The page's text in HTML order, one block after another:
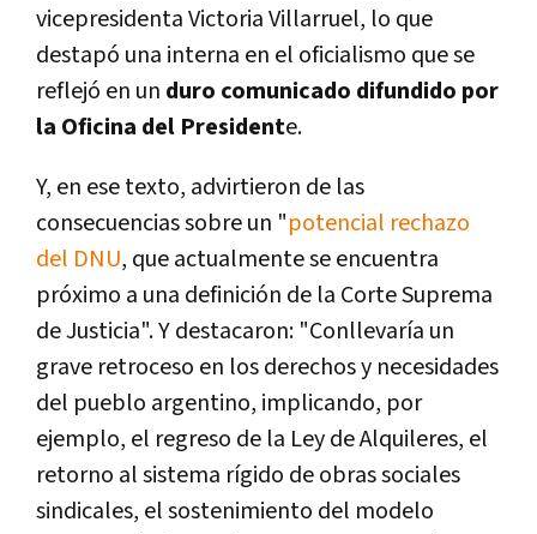
vicepresidenta Victoria Villarruel, lo que
destapó una interna en el oficialismo que se
reflejó en un duro comunicado difundido por
la Oficina del Presidente.
Y, en ese texto, advirtieron de las
consecuencias sobre un "potencial rechazo
del DNU, que actualmente se encuentra
próximo a una definición de la Corte Suprema
de Justicia". Y destacaron: "Conllevaría un
grave retroceso en los derechos y necesidades
del pueblo argentino, implicando, por
ejemplo, el regreso de la Ley de Alquileres, el
retorno al sistema rígido de obras sociales
sindicales, el sostenimiento del modelo